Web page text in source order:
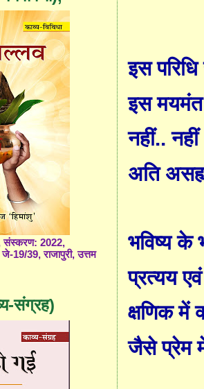
इस
इस
नहीं..
अति
भविष्य के
प्रत्यय
क्षणिक में
जैसे प्रेम
संस्करण: 2022,
19/39, राजापुरी, उत्तम
संग्रह)